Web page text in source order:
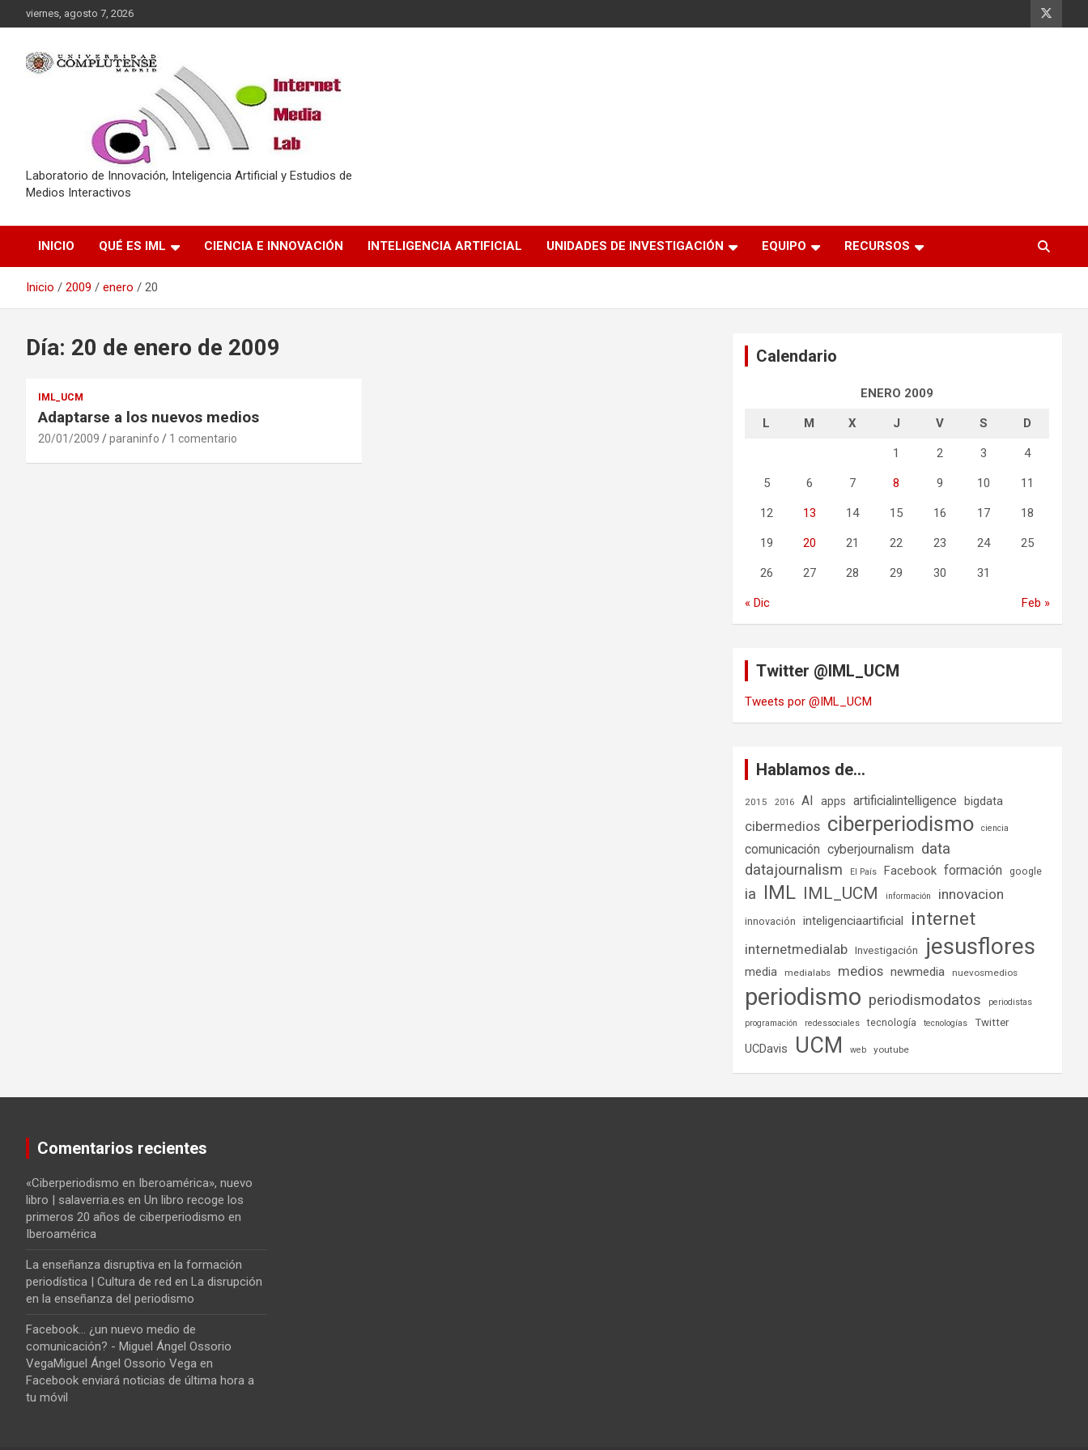
al
viernes, agosto 7, 2026
Laboratorio de Innovación, Inteligencia Artificial y Estudios de
Medios Interactivos
INICIO QUÉ ES IML CIENCIA E INNOVACIÓN INTELIGENCIA ARTIFICIAL UNIDADES DE INVESTIGACIÓN EQUIPO RECURSOS
Inicio 2009 enero 20
Día: 20 de enero de 2009
IML_UCM
Adaptarse a los nuevos medios
20/01/2009 paraninfo 1 comentario
Calendario
ENERO 2009
L M X J V S D
1 2 3 4
5 6 7 8 9 10 11
12 13 14 15 16 17 18
19 20 21 22 23 24 25
26 27 28 29 30 31
« Dic Feb »
Twitter @IML_UCM
Tweets por @IML_UCM
Hablamos de…
2015 2016 AI apps artificialintelligence bigdata
cibermedios ciberperiodismo ciencia
comunicación cyberjournalism data
datajournalism El País Facebook formación google
ia IML IML_UCM información innovacion
innovación inteligenciaartificial internet
internetmedialab Investigación jesusflores
media medialabs medios newmedia nuevosmedios
periodismo periodismodatos
periodistas
programación
redessociales tecnología tecnologías Twitter
UCDavis UCM web youtube
Comentarios recientes
«Ciberperiodismo en Iberoamérica», nuevo
libro | salaverria.es en Un libro recoge los
primeros 20 años de ciberperiodismo en
Iberoamérica
La enseñanza disruptiva en la formación
periodística | Cultura de red en La disrupción
en la enseñanza del periodismo
Facebook... ¿un nuevo medio de
comunicación? - Miguel Ángel Ossorio
VegaMiguel Ángel Ossorio Vega en
Facebook enviará noticias de última hora a
tu móvil